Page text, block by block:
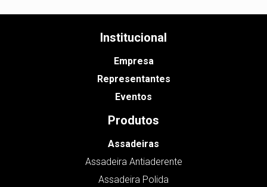
Institucional
Empresa
Representantes
Eventos
Produtos
Assadeiras
Assadeira Antiaderente
Assadeira Polida